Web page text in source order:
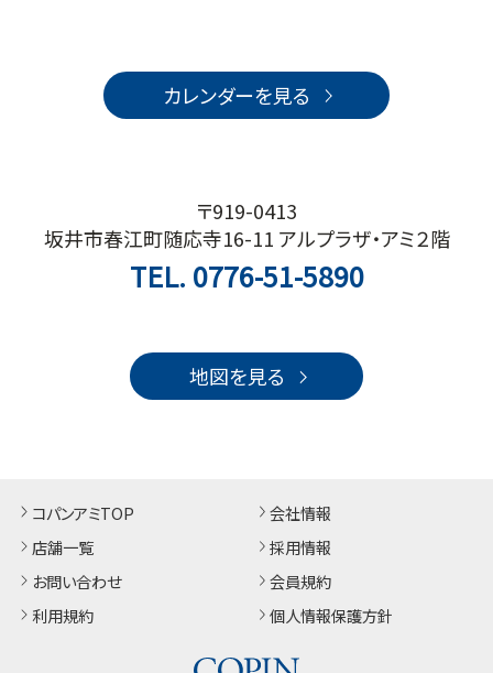
カレンダーを見る
〒919-0413
坂井市春江町随応寺16-11 アルプラザ・アミ２階
TEL. 0776-51-5890
地図を見る
コパンアミTOP
店舗一覧
お問い合わせ
利用規約
会社情報
採用情報
会員規約
個人情報保護方針